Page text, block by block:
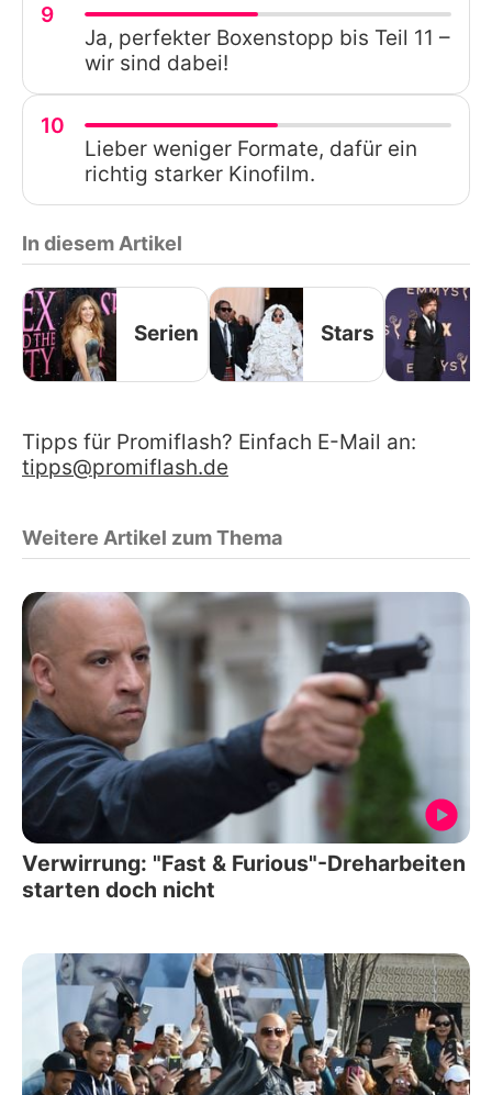
9
Ja, perfekter Boxenstopp bis Teil 11 –
wir sind dabei!
10
Lieber weniger Formate, dafür ein
richtig starker Kinofilm.
In diesem Artikel
Serien Stars
Tipps für Promiflash? Einfach E-Mail an:
tipps@promiflash.de
Weitere Artikel zum Thema
Verwirrung: "Fast & Furious"-Dreharbeiten
starten doch nicht